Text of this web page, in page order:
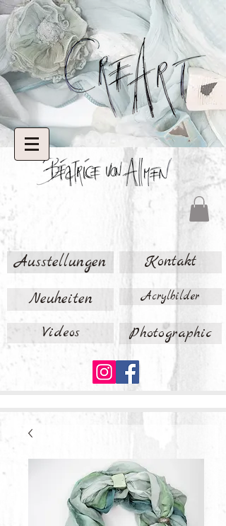
Ausstellungen Kontakt
Neuheiten Acrylbilder
Videos Photographic